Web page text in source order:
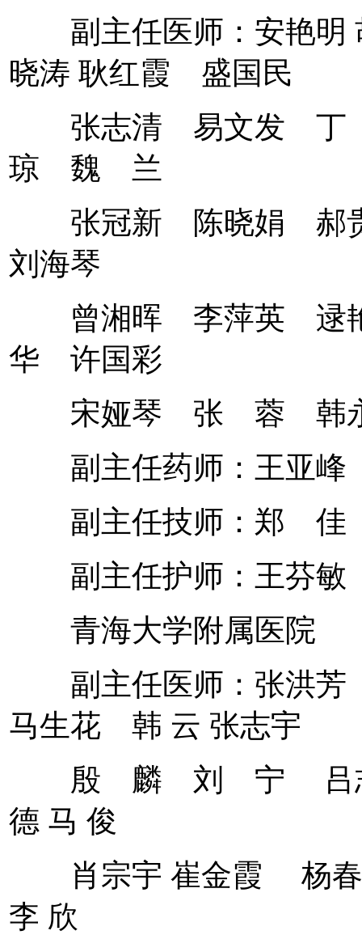
副主任医师：安艳
晓涛 耿红霞 盛国民
张志清 易文发 丁
琼 魏 兰
张冠新 陈晓娟 郝
刘海琴
曾湘晖 李萍英 逯
华 许国彩
宋娅琴 张 蓉 韩
副主任药师：王亚
副主任技师：郑 佳
副主任护师：王芬敏
青海大学附属医院
副主任医师：张洪
马生花 韩 云 张志宇
殷 麟 刘 宁 吕志
德 马 俊
肖宗宇 崔金霞 杨
李 欣